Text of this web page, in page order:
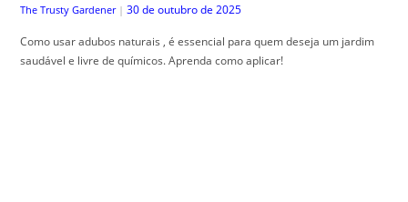
The Trusty Gardener | 30 de outubro de 2025
Como usar adubos naturais , é essencial para quem deseja um jardim
saudável e livre de químicos. Aprenda como aplicar!